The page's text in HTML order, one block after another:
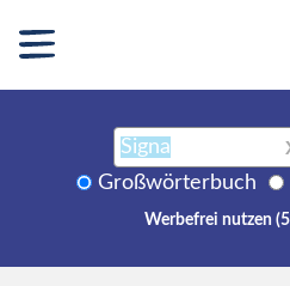
Großwörterbuch
Werbefrei nutzen